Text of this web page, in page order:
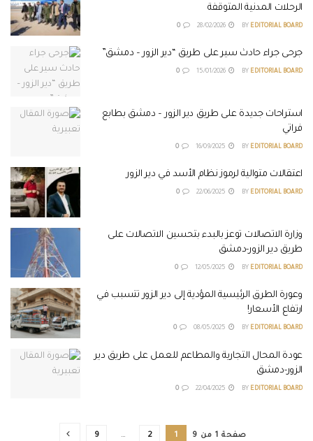
الرحلات المدنية المتوقفة
BY EDITORIAL BOARD
جرحى جراء حادث سير على طريق “دير الزور – دمشق”
BY EDITORIAL BOARD
استراحات جديدة على طريق دير الزور – دمشق بطابع
فراتي
BY EDITORIAL BOARD
اعتقالات متوالية لرموز نظام الأسد في دير الزور
BY EDITORIAL BOARD
وزارة الاتصالات توعز بالبدء بتحسين الاتصالات على
طريق دير الزور-دمشق
BY EDITORIAL BOARD
وعورة الطرق الرئيسية المؤدية إلى دير الزور تتسبب في
ارتفاع الأسعار!
BY EDITORIAL BOARD
عودة المحال التجارية والمطاعم للعمل على طريق دير
الزور-دمشق
BY EDITORIAL BOARD
صفحة 1 من 9 1
2
…
9